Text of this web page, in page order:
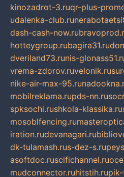
kinozadrot-3.ruqr-plus-
udalenka-club.ru
dash-cash-now.ru
hotteygroup.rubagira31.ru
dveriland73.runis-
vrema-zdorov.ruvelonik.ru
nike-air-max-95.ru
mobilreklama.rupds-nn.ru
spksochi.rushkola-klassika.ru
mosoblfencing.ru
iration.rudevanagari.ru
dk-tulamash.rus-dez-s.ru
asoftdoc.ruscifichannel.ru
mudconnector.ruhitstih.ru